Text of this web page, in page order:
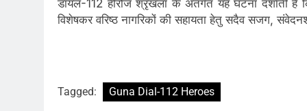
डायल-112 हीरोज श्रृंखला के अंतर्गत यह घटना दर्शाती
विशेषकर वरिष्ठ नागरिकों की सहायता हेतु सदैव सजग,
Tagged: Guna Dial-112 Heroes